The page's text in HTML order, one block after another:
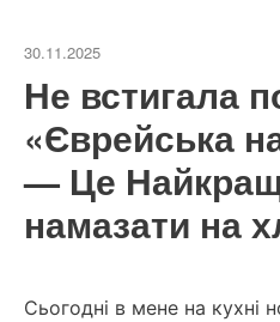
30.11.2025
Не встигала
«Єврейська
— Це
намазати на
Сьогодні в мене на кухні